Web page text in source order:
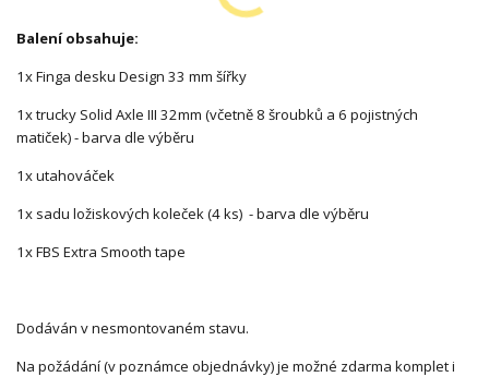
Balení obsahuje:
1x Finga desku Design 33 mm šířky
1x trucky Solid Axle III 32mm (včetně 8 šroubků a 6 pojistných
matiček) - barva dle výběru
1x utahováček
1x sadu ložiskových koleček (4 ks) - barva dle výběru
1x FBS Extra Smooth tape
Dodáván v nesmontovaném stavu.
Na požádání (v poznámce objednávky) je možné zdarma komplet i